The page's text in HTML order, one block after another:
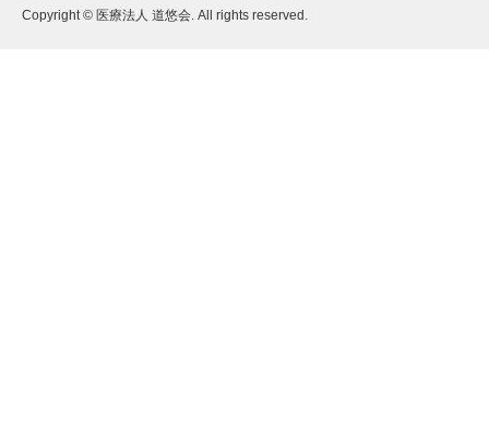
Copyright © 医療法人 道悠会. All rights reserved.